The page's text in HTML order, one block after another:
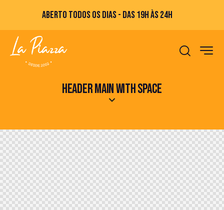
ABERTO TODOS OS DIAS - DAS 19H ÀS 24H
HEADER MAIN WITH SPACE